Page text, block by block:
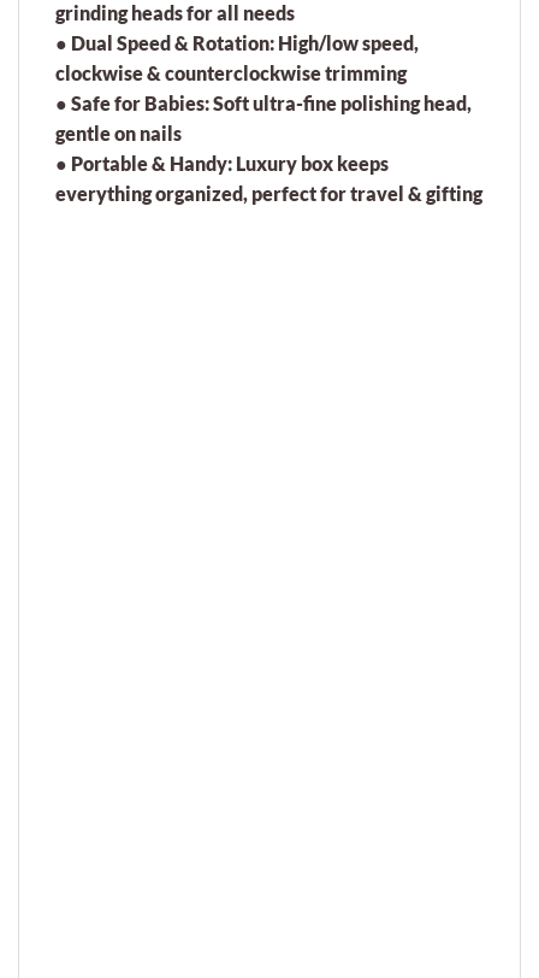
grinding heads for all needs
● Dual Speed & Rotation: High/low speed,
clockwise & counterclockwise trimming
● Safe for Babies:Soft ultra-fine polishing head,
gentle on nails
● Portable & Handy: Luxury box keeps
everything organized, perfect for travel & gifting